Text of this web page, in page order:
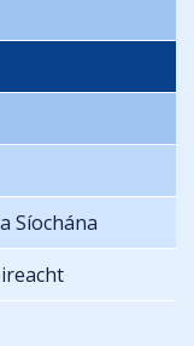
Síochána